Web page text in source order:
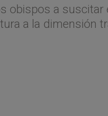
obispos a suscitar
a la dimensión